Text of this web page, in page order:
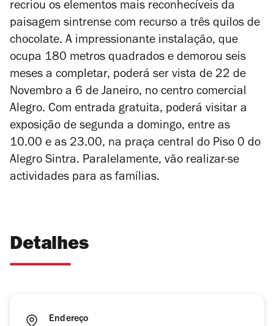
recriou os elementos mais reconhecíveis da
paisagem sintrense com recurso a três quilos de
chocolate. A impressionante instalação, que
ocupa 180 metros quadrados e demorou seis
meses a completar, poderá ser vista de 22 de
Novembro a 6 de Janeiro, no centro comercial
Alegro. Com entrada gratuita, poderá visitar a
exposição de segunda a domingo, entre as
10.00 e as 23.00, na praça central do Piso 0 do
Alegro Sintra. Paralelamente, vão realizar-se
actividades para as famílias.
Detalhes
Endereço